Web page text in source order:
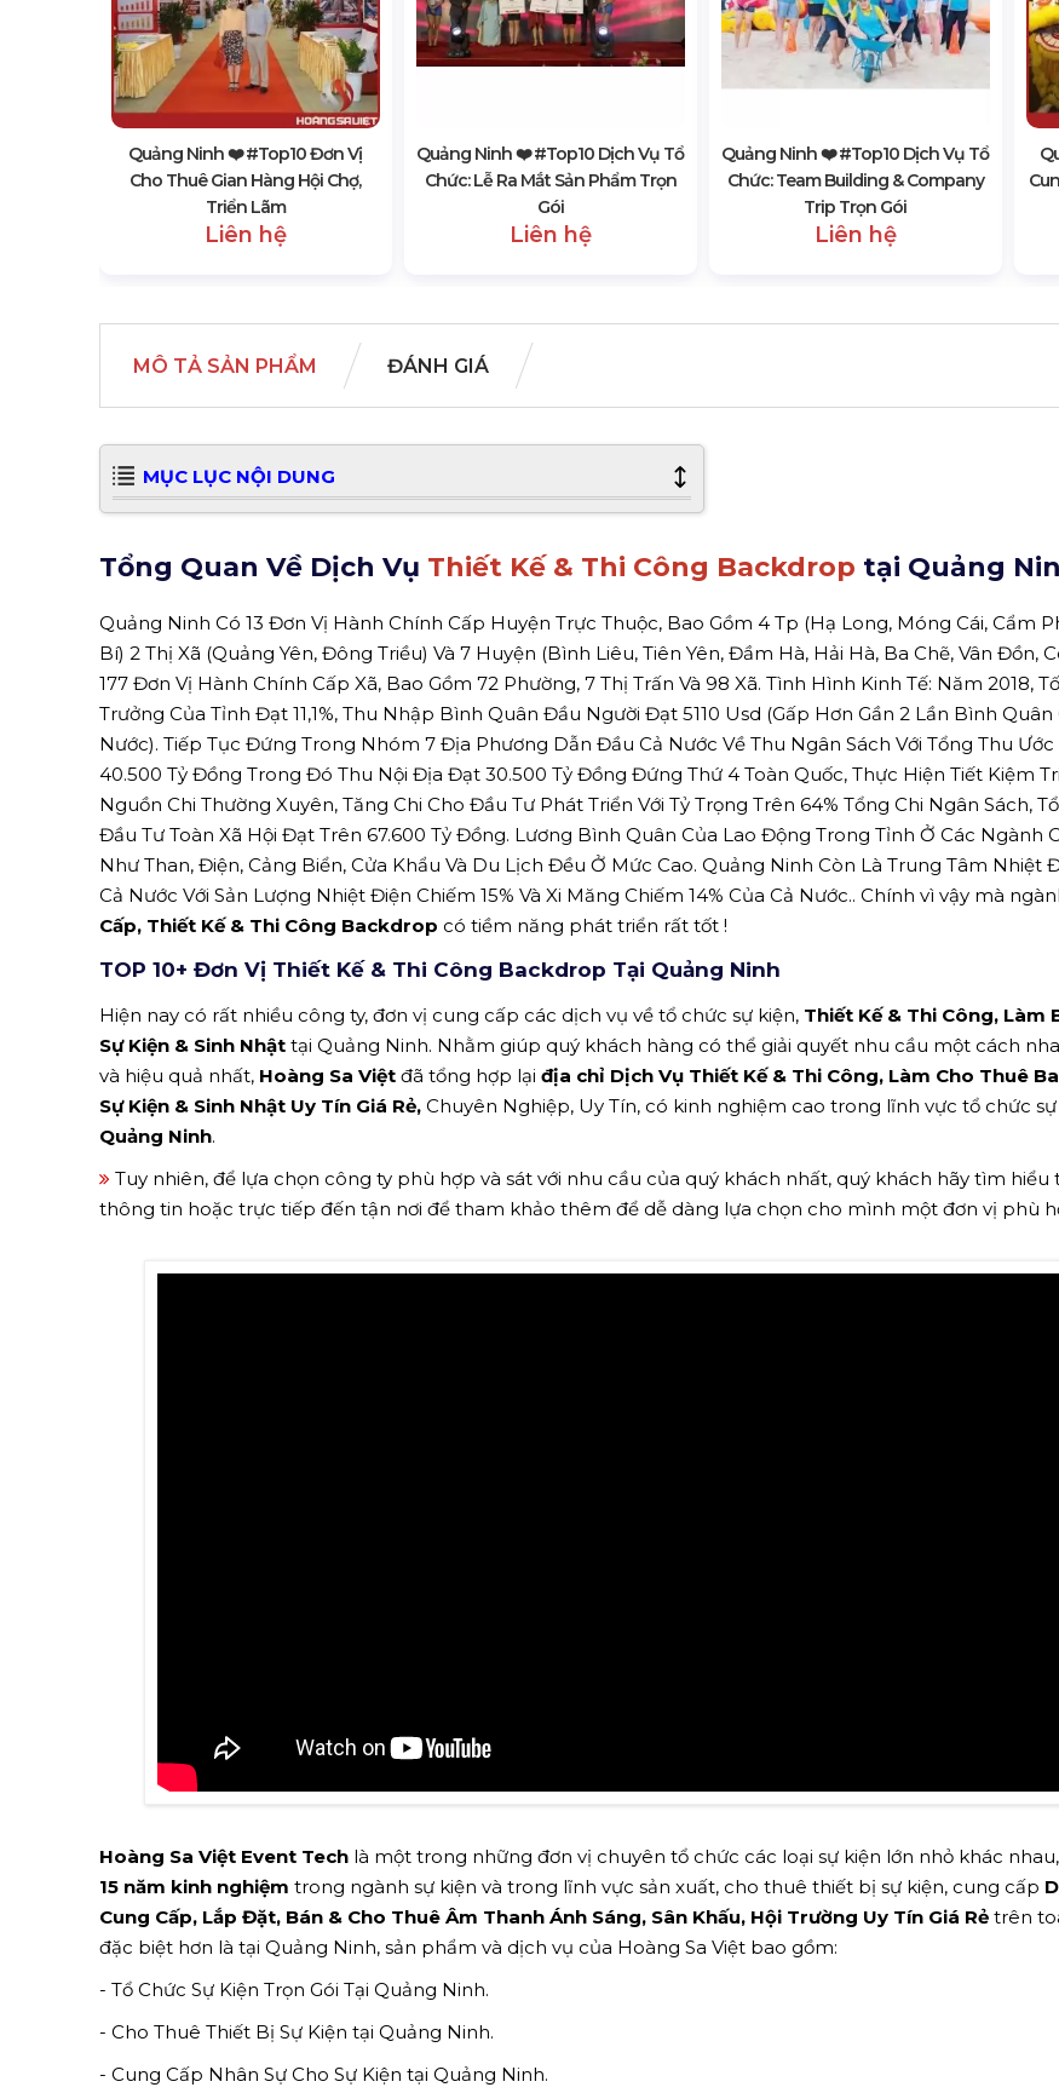
Quảng Ninh ❤️️ #top10 Đơn Vị
Cho Thuê Gian Hàng Hội Chợ,
Triển Lãm
Liên hệ
Quảng Ninh ❤️️ #top10 Dịch Vụ Tổ
Chức: Lễ Ra Mắt Sản Phẩm Trọn
Gói
Liên hệ
Quảng Ninh ❤️️ #top10 Dịch Vụ Tổ
Chức: Team Building & Company
Trip Trọn Gói
Liên hệ
MÔ TẢ SẢN PHẨM ĐÁNH GIÁ
MỤC LỤC NỘI DUNG
Tổng Quan Về Dịch Vụ Thiết Kế & Thi Công Backdrop tại Quảng
Quảng Ninh Có 13 Đơn Vị Hành Chính Cấp Huyện Trực Thuộc, Bao Gồm 4 Tp (Hạ Long, Móng Cái, Cẩm
Bí) 2 Thị Xã (Quảng Yên, Đông Triều) Và 7 Huyện (Bình Liêu, Tiên Yên, Đầm Hà, Hải Hà, Ba Chẽ, Vân Đồn,
177 Đơn Vị Hành Chính Cấp Xã, Bao Gồm 72 Phường, 7 Thị Trấn Và 98 Xã. Tình Hình Kinh Tế: Năm 2018,
Trưởng Của Tỉnh Đạt 11,1%, Thu Nhập Bình Quân Đầu Người Đạt 5110 Usd (Gấp Hơn Gần 2 Lần Bình Quân
Nước). Tiếp Tục Đứng Trong Nhóm 7 Địa Phương Dẫn Đầu Cả Nước Về Thu Ngân Sách Với Tổng Thu
40.500 Tỷ Đồng Trong Đó Thu Nội Địa Đạt 30.500 Tỷ Đồng Đứng Thứ 4 Toàn Quốc, Thực Hiện Tiết Kiệm
Nguồn Chi Thường Xuyên, Tăng Chi Cho Đầu Tư Phát Triển Với Tỷ Trọng Trên 64% Tổng Chi Ngân Sách,
Đầu Tư Toàn Xã Hội Đạt Trên 67.600 Tỷ Đồng. Lương Bình Quân Của Lao Động Trong Tỉnh Ở Các Ngành
Như Than, Điện, Cảng Biển, Cửa Khẩu Và Du Lịch Đều Ở Mức Cao. Quảng Ninh Còn Là Trung Tâm Nhiệt
Cả Nước Với Sản Lượng Nhiệt Điện Chiếm 15% Và Xi Măng Chiếm 14% Của Cả Nước.. Chính vì vậy mà
Cấp, Thiết Kế & Thi Công Backdrop có tiềm năng phát triển rất tốt !
TOP 10+ Đơn Vị Thiết Kế & Thi Công Backdrop Tại Quảng Ninh
Hiện nay có rất nhiều công ty, đơn vị cung cấp các dịch vụ về tổ chức sự kiện, Thiết Kế & Thi Công, Làm
Sự Kiện & Sinh Nhật tại Quảng Ninh. Nhằm giúp quý khách hàng có thể giải quyết nhu cầu một cách
và hiệu quả nhất, Hoàng Sa Việt đã tổng hợp lại địa chỉ Dịch Vụ Thiết Kế & Thi Công, Làm Cho Thuê
Sự Kiện & Sinh Nhật Uy Tín Giá Rẻ, Chuyên Nghiệp, Uy Tín, có kinh nghiệm cao trong lĩnh vực tổ chức sự
Quảng Ninh.
Tuy nhiên, để lựa chọn công ty phù hợp và sát với nhu cầu của quý khách nhất, quý khách hãy tìm hiểu
thông tin hoặc trực tiếp đến tận nơi để tham khảo thêm để dễ dàng lựa chọn cho mình một đơn vị phù
Hoàng Sa Việt Event Tech là một trong những đơn vị chuyên tổ chức các loại sự kiện lớn nhỏ khác nhau,
15 năm kinh nghiệm trong ngành sự kiện và trong lĩnh vực sản xuất, cho thuê thiết bị sự kiện, cung cấp
Cung Cấp, Lắp Đặt, Bán & Cho Thuê Âm Thanh Ánh Sáng, Sân Khấu, Hội Trường Uy Tín Giá Rẻ trên
đặc biệt hơn là tại Quảng Ninh, sản phẩm và dịch vụ của Hoàng Sa Việt bao gồm:
- Tổ Chức Sự Kiện Trọn Gói Tại Quảng Ninh.
- Cho Thuê Thiết Bị Sự Kiện tại Quảng Ninh.
- Cung Cấp Nhân Sự Cho Sự Kiện tại Quảng Ninh.